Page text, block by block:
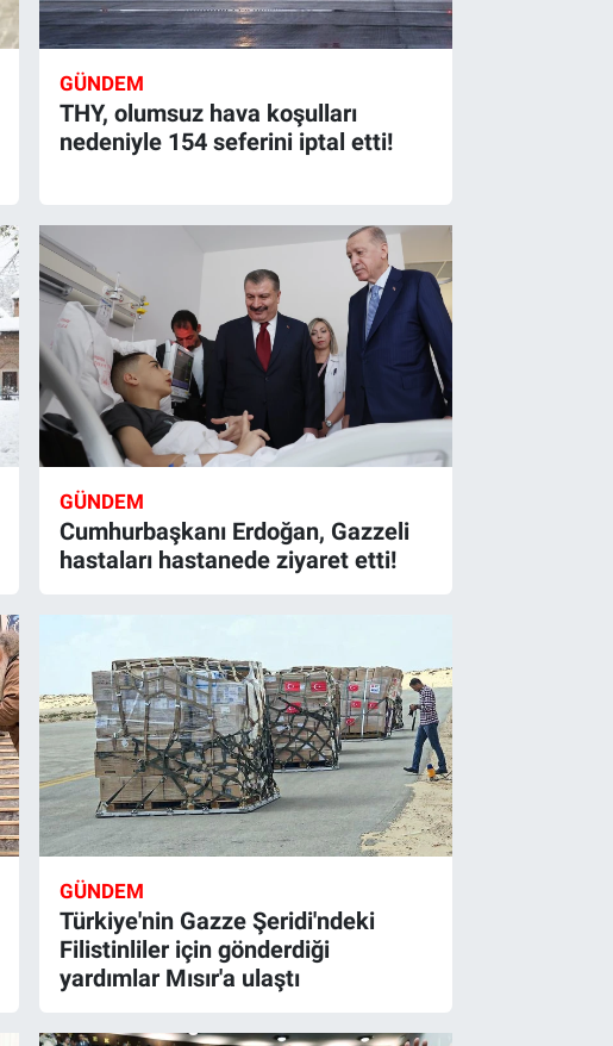
GÜNDEM
THY, olumsuz hava koşulları
nedeniyle 154 seferini iptal etti!
GÜNDEM
Cumhurbaşkanı Erdoğan, Gazzeli
hastaları hastanede ziyaret etti!
GÜNDEM
Türkiye'nin Gazze Şeridi'ndeki
Filistinliler için gönderdiği
yardımlar Mısır'a ulaştı